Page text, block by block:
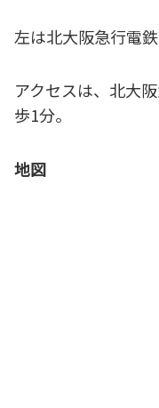
左は北大阪急行電
アクセスは、北大
歩1分。
地図